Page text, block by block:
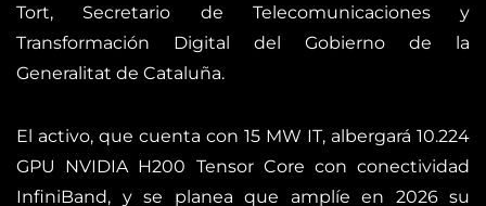
Tort, Secretario de Telecomunicaciones y
Transformación Digital del Gobierno de la
Generalitat de Cataluña.
El activo, que cuenta con 15 MW IT, albergará 10.224
GPU NVIDIA H200 Tensor Core con conectividad
InfiniBand, y se planea que amplíe en 2026 su